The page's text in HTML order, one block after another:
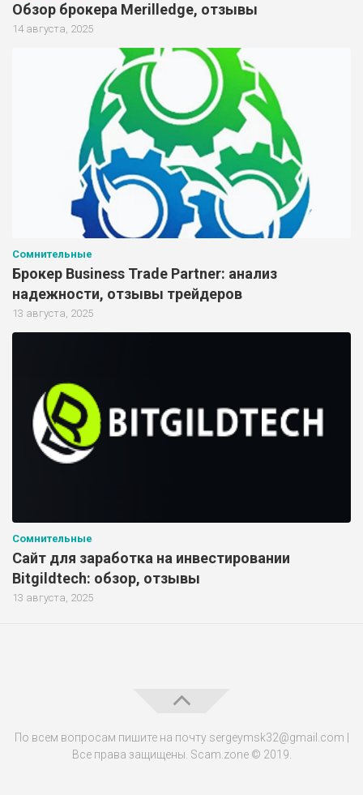
Обзор брокера Merilledge, отзывы
14 августа, 2025
Сомнительные
Брокер Business Trade Partner: анализ
надежности, отзывы трейдеров
13 августа, 2025
Сомнительные
Сайт для заработка на инвестировании
Bitgildtech: обзор, отзывы
13 августа, 2025
По всем вопросам пишите на почту sergeymsk32@gmail.com |
Все права защищены. Scam.zone © 2019.